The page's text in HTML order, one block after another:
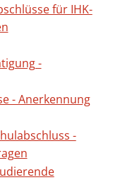
für IHK-
-
- Anerkennung
-